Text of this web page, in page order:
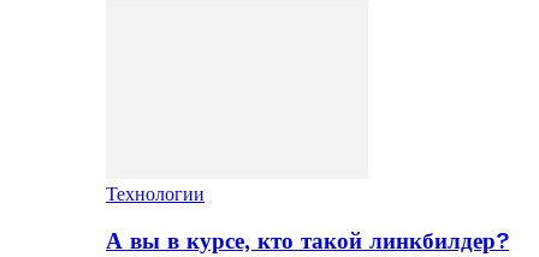
Технологии
А вы в курсе, кто такой линкбилдер?